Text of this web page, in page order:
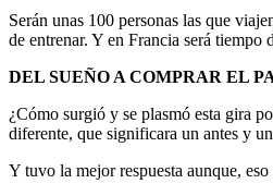
Serán unas 100 personas las que
de entrenar. Y en Francia será
DEL SUEÑO A COMPRAR EL
¿Cómo surgió y se plasmó esta gira
diferente, que significara un antes y
Y tuvo la mejor respuesta aunque,